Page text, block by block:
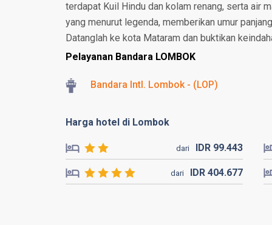
terdapat Kuil Hindu dan kolam renang, serta air
yang menurut legenda, memberikan umur
Datanglah ke kota Mataram dan buktikan
Pelayanan Bandara LOMBOK
Bandara Intl. Lombok - (LOP)
Harga hotel di Lombok
dari IDR 99.443
dari IDR 404.677